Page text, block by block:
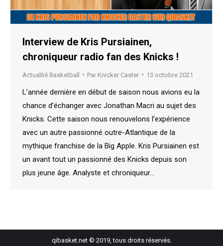
Interview de Kris Pursiainen,
chroniqueur radio fan des Knicks !
Actualité Basketball Par Knicker Caster 13 octobre 2021
L’année dernière en début de saison nous avions eu la
chance d’échanger avec Jonathan Macri au sujet des
Knicks. Cette saison nous renouvelons l’expérience
avec un autre passionné outre-Atlantique de la
mythique franchise de la Big Apple. Kris Pursiainen est
un avant tout un passionné des Knicks depuis son
plus jeune âge. Analyste et chroniqueur…
qibasket.net © 2019, tous droits réservés.